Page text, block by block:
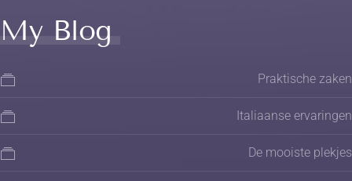
My Blog
Praktische zaken
Italiaanse ervaringen
De mooiste plekjes